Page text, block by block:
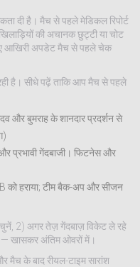
दी है। मैच से पहले मेडिकल रिपोर्ट
की अचानक छुट्टी या चोट
आखिरी अपडेट मैच से पहले चेक
है। सीधे पढ़ें ताकि आप मैच से पहले
और बुमराह के शानदार प्रदर्शन से
प्रभावी गेंदबाजी। फिटनेस और
हराया; टीम बैक-अप और सीजन
चुनें, 2) अगर तेज़ गेंदबाज़ विकेट ले रहे
— खासकर अंतिम ओवरों में।
मैच के बाद रीयल-टाइम सारांश